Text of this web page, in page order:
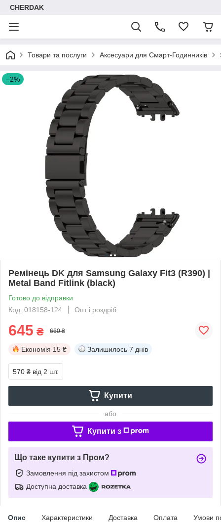
CHERDAK
Товари та послуги Аксесуари для Смарт-Годинників
–2%
Ремінець DK для Samsung Galaxy Fit3 (R390) |
Metal Band Fitlink (black)
Готово до відправки
Код: 018158-124
Опт і роздріб
645 ₴ 660 ₴
Економія 15 ₴ Залишилось 7 днів
570 ₴ від 2 шт.
Купити
або
Купити з
Що таке купити з Пром?
Замовлення під захистом
Доступна доставка
Опис Характеристики Доставка Оплата Умови